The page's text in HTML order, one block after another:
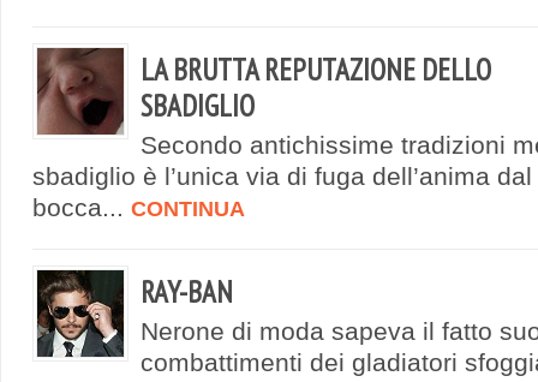
LA BRUTTA REPUTAZIONE DELLO
SBADIGLIO
Secondo antichissime tradizioni
sbadiglio è l’unica via di fuga dell’anima
bocca... CONTINUA
RAY-BAN
Nerone di moda sapeva il fatto
combattimenti dei gladiatori